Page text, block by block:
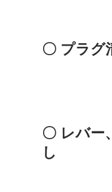
〇 プラグ
〇 レバー
し